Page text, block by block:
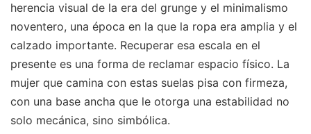
herencia visual de la era del grunge y el minimalismo
noventero, una época en la que la ropa era amplia y el
calzado importante. Recuperar esa escala en el
presente es una forma de reclamar espacio físico. La
mujer que camina con estas suelas pisa con firmeza,
con una base ancha que le otorga una estabilidad no
solo mecánica, sino simbólica.